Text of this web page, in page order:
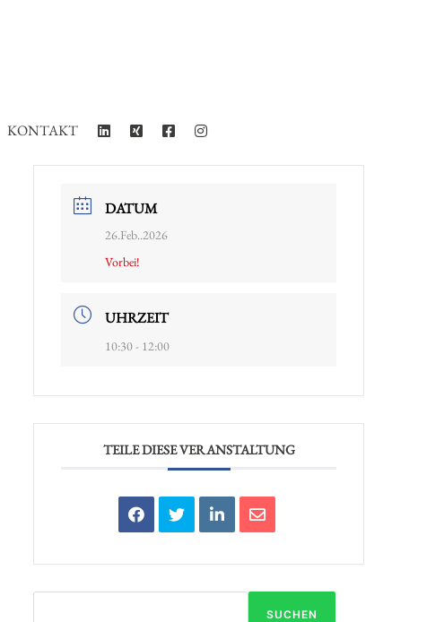
KONTAKT
DATUM
26.Feb..2026
Vorbei!
UHRZEIT
10:30 - 12:00
TEILE DIESE VERANSTALTUNG
SUCHEN